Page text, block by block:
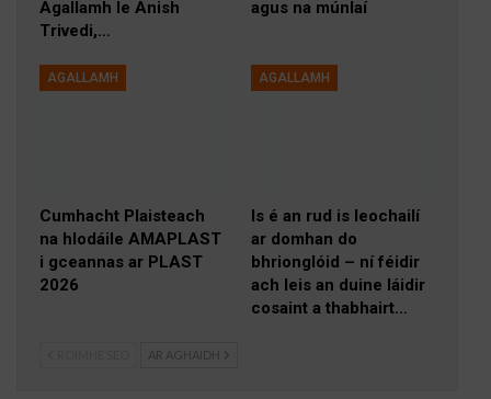
Agallamh le Anish
Trivedi,…
agus na múnlaí
AGALLAMH
Cumhacht Plaisteach
na hIodáile AMAPLAST
i gceannas ar PLAST
2026
AGALLAMH
Is é an rud is leochailí
ar domhan do
bhrionglóid – ní féidir
ach leis an duine láidir
cosaint a thabhairt…
AR AGHAIDH